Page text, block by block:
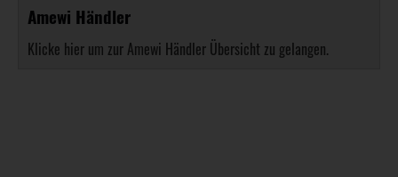
Amewi Händler
Klicke hier um zur Amewi Händler Übersicht zu gelangen.